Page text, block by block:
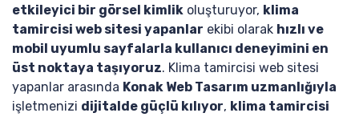
etkileyici bir görsel kimlik oluşturuyor, klima
tamircisi web sitesi yapanlar ekibi olarak hızlı ve
mobil uyumlu sayfalarla kullanıcı deneyimini en
üst noktaya taşıyoruz. Klima tamircisi web sitesi
yapanlar arasında Konak Web Tasarım uzmanlığıyla
işletmenizi dijitalde güçlü kılıyor, klima tamircisi